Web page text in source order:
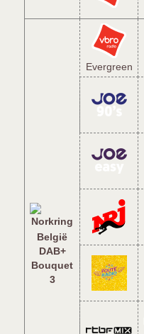
België
DAB+
Bouquet
3
Evergreen